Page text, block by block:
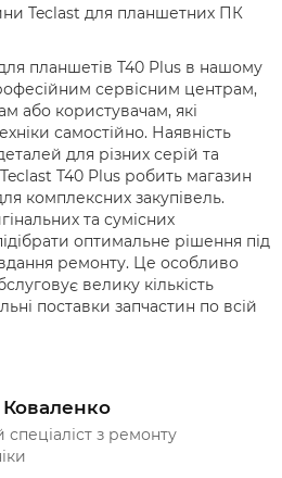
Teclast для планшетних ПК
планшетів T40 Plus в нашому
сервісним центрам,
або користувачам, які
самостійно. Наявність
для різних серій та
T40 Plus робить магазин
комплексних закупівель.
та сумісних
оптимальне рішення під
ремонту. Це особливо
велику кількість
поставки запчастин по всій
спеціаліст з ремонту